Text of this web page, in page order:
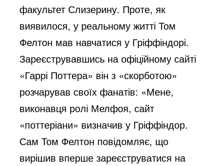
факультет Слизерину. Проте, як
виявилося, у реальному житті Том
Фелтон мав навчатися у Гріффіндорі.
Зареєструвавшись на офіційному сайті
«Гаррі Поттера» він з «скорботою»
розчарував своїх фанатів: «Мене,
виконавця ролі Мелфоя, сайт
«поттеріани» визначив у Гріффіндор.
Сам Том Фелтон повідомляє, що
вирішив вперше зареєструватися на